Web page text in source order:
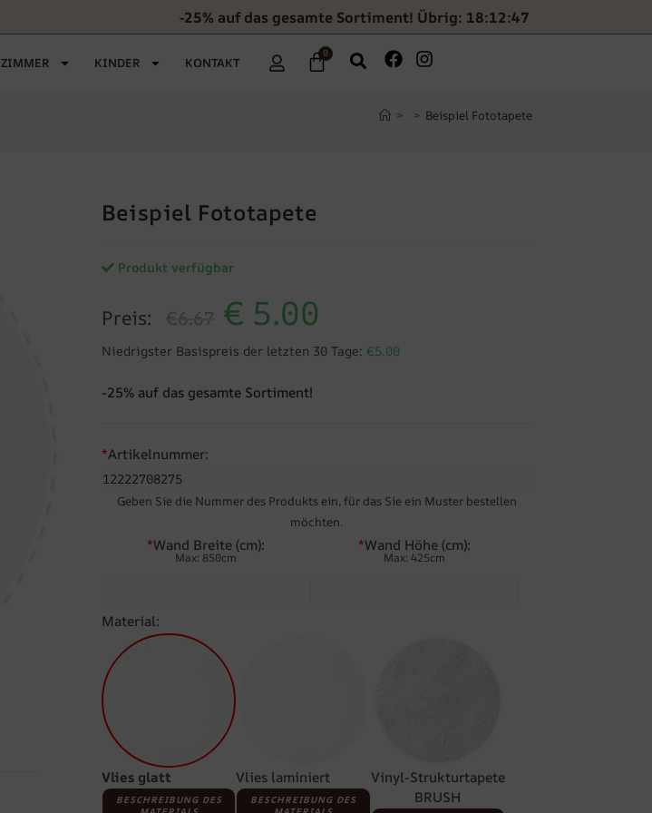
-25% auf das gesamte Sortiment! Übrig: 18:12:47
ZIMMER KINDER KONTAKT
0
> > Beispiel Fototapete
Beispiel Fototapete
Produkt verfügbar
Preis: €6.67 € 5.00
Niedrigster Basispreis der letzten 30 Tage: €5.00
-25% auf das gesamte Sortiment!
*Artikelnummer:
Geben Sie die Nummer des Produkts ein, für das Sie ein Muster bestellen
möchten.
*Wand Breite (cm):
Max: 850cm
*Wand Höhe (cm):
Max: 425cm
Material:
Vlies glatt
BESCHREIBUNG DES
Vlies laminiert
BESCHREIBUNG DES
Vinyl-Strukturtapete
BRUSH